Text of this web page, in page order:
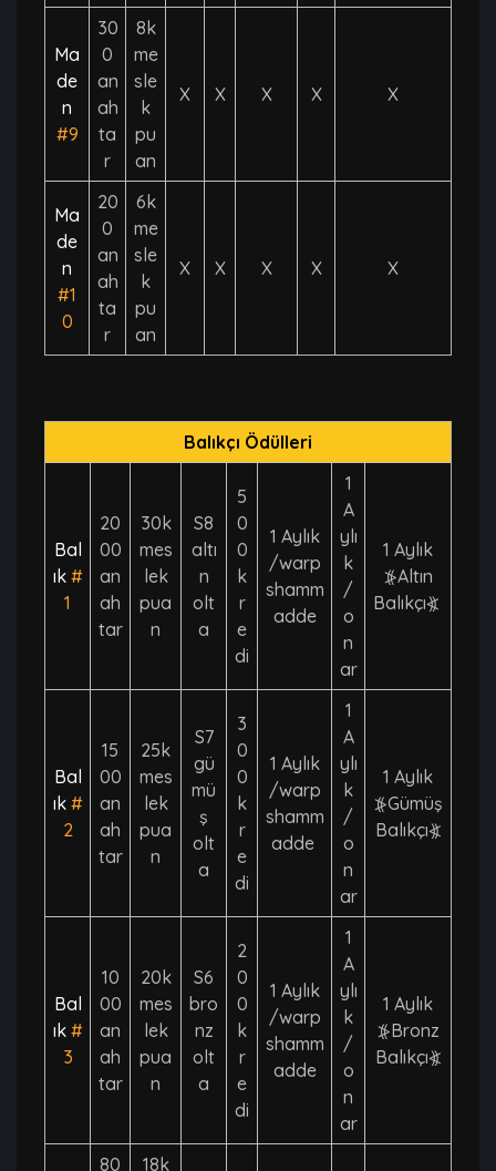
Ma
de
n
#9
30
0
an
ah
ta
r
8k
me
sle
k
pu
an
X X X X X
Ma
de
n
#1
0
20
0
an
ah
ta
r
6k
me
sle
k
pu
an
X X X X X
Balıkçı Ödülleri
Bal
ık #
1
20
00
an
ah
tar
30k
mes
lek
pua
n
S8
altı
n
olt
a
5
0
0
k
r
e
di
1 Aylık
/warp
shamm
adde
1
A
ylı
k
/
o
n
ar
1 Aylık
⦕Altın
Balıkçı⦖
Bal
ık #
2
15
00
an
ah
tar
25k
mes
lek
pua
n
S7
gü
mü
ş
olt
a
3
0
0
k
r
e
di
1 Aylık
/warp
shamm
adde
1
A
ylı
k
/
o
n
ar
1 Aylık
⦕Gümüş
Balıkçı⦖
Bal
ık #
3
10
00
an
ah
tar
20k
mes
lek
pua
n
S6
bro
nz
olt
a
2
0
0
k
r
e
di
1 Aylık
/warp
shamm
adde
1
A
ylı
k
/
o
n
ar
1 Aylık
⦕Bronz
Balıkçı⦖
80 18k